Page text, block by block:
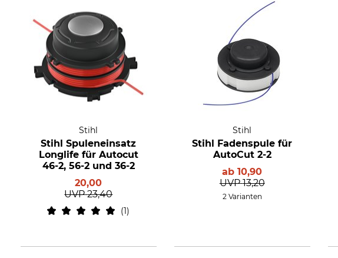
Stihl
Stihl Spuleneinsatz
Longlife für Autocut
46-2, 56-2 und 36-2
20,00
UVP 23,40
1
Stihl
Stihl Fadenspule für
AutoCut 2-2
ab10,90
UVP 13,20
2 Varianten